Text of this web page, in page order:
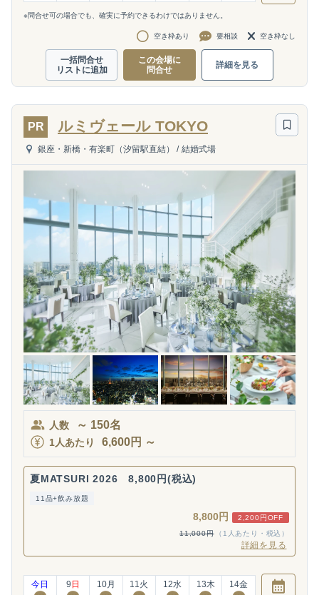
※問合せ可の場合でも、確実に予約できるわけではありません。
空き枠あり 要相談 空き枠なし
一括問合せ
リストに追加
この会場に
問合せ
詳細を見る
PR ルミヴェール TOKYO
銀座・新橋・有楽町（汐留駅直結） / 結婚式場
人数 ～ 150名
1人あたり 6,600円 ～
夏MATSURI 2026 8,800円(税込)
11品+飲み放題
8,800円
2,200円OFF
11,000円
（1人あたり・税込）
詳細を見る
今日 9 日 10月 11火 12水 13木 14金